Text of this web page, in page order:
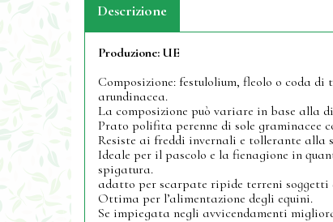
Descrizione
Produzione: UE
Composizione: festulolium, fleolo o coda
arundinacea.
La composizione può variare in base alla
Prato polifita perenne di sole graminacee
Resiste ai freddi invernali e tollerante alla
Ideale per il pascolo e la fienagione in
spigatura.
adatto per scarpate ripide terreni soggetti
Ottima per l’alimentazione degli equini.
Se impiegata negli avvicendamenti